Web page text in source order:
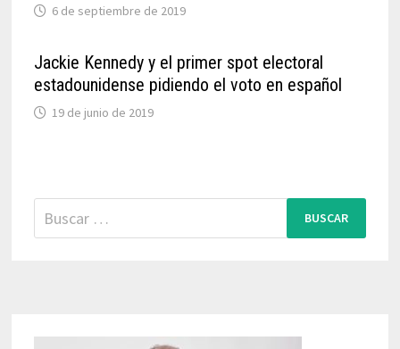
6 de septiembre de 2019
Jackie Kennedy y el primer spot electoral
estadounidense pidiendo el voto en español
19 de junio de 2019
Buscar: